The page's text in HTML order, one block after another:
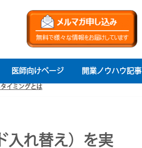
医師向けページ 開業ノウハウ記事
イミングとは
入れ替え）を実